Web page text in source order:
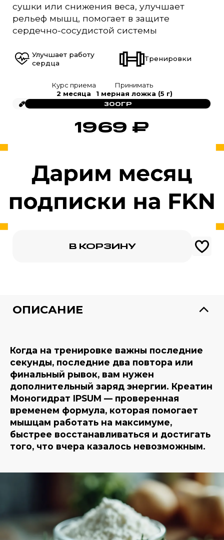
сушки или снижения веса, улучшает
рельеф мышц, помогает в защите
сердечно-сосудистой системы
Улучшает работу
сердца
Тренировки
Курс приема
2 месяца
Принимать
1 мерная ложка (5 г)
300ГР
1969 ₽
В КОРЗИНУ
ОПИСАНИЕ
Когда на тренировке важны последние
секунды, последние два повтора или
финальный рывок, вам нужен
дополнительный заряд энергии. Креатин
Моногидрат IPSUM — проверенная
временем формула, которая помогает
мышцам работать на максимуме,
быстрее восстанавливаться и достигать
того, что вчера казалось невозможным.